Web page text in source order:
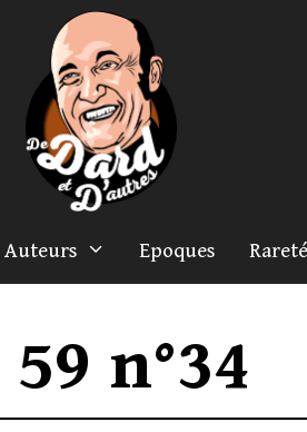
Auteurs Epoques
n°34